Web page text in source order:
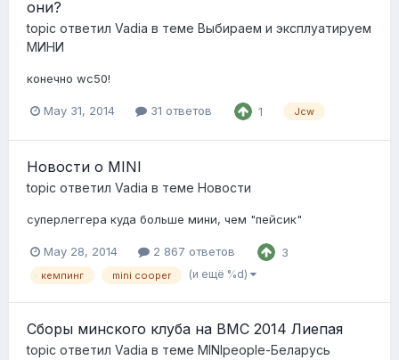
они?
topic ответил Vadia в теме Выбираем и эксплуатируем
МИНИ
конечно wc50!
May 31, 2014 31 ответов 1 Jcw
Новости о MINI
topic ответил Vadia в теме Новости
суперлеггера куда больше мини, чем "пейсик"
May 28, 2014 2 867 ответов 3
кемпинг mini cooper (и ещё %d)
Сборы минского клуба на BMC 2014 Лиепая
topic ответил Vadia в теме MINIpeople-Беларусь